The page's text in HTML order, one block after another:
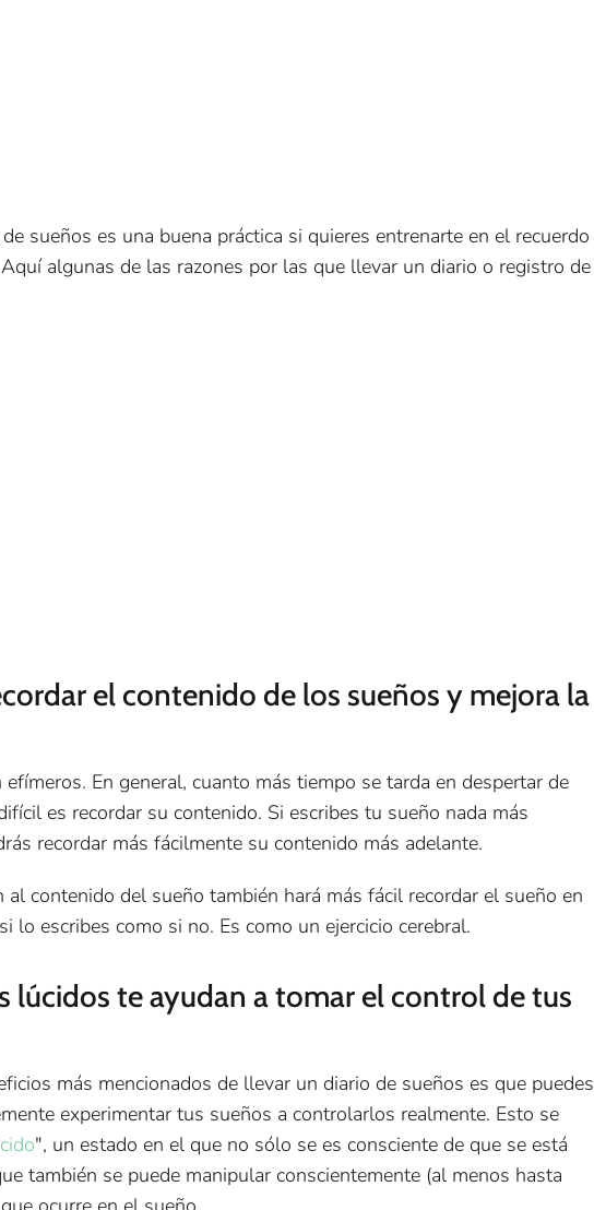
sueños es una buena práctica si quieres entrenarte en el recuerdo
algunas de las razones por las que llevar un diario o registro de
el contenido de los sueños y mejora la
En general, cuanto más tiempo se tarda en despertar de
es recordar su contenido. Si escribes tu sueño nada más
recordar más fácilmente su contenido más adelante.
al contenido del sueño también hará más fácil recordar el sueño en
lo escribes como si no. Es como un ejercicio cerebral.
lúcidos te ayudan a tomar el control de tus
más mencionados de llevar un diario de sueños es que puedes
experimentar tus sueños a controlarlos realmente. Esto se
", un estado en el que no sólo se es consciente de que se está
también se puede manipular conscientemente (al menos hasta